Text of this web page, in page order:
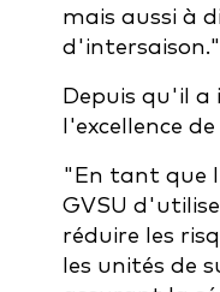
mais aussi à
d'intersaison."
Depuis qu'il
l'excellence
"En tant que
GVSU
réduire les
les unités de